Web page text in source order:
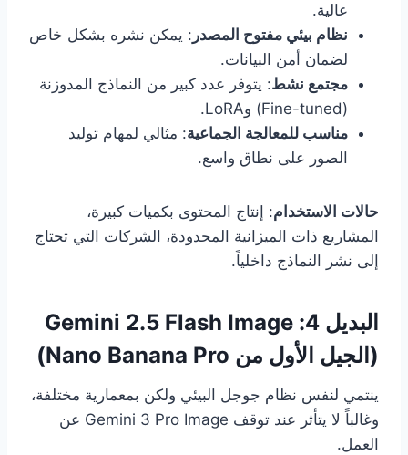
عالية.
نظام بيئي مفتوح المصدر : يمكن نشره بشكل خاص
لضمان أمن البيانات.
مجتمع نشط: يتوفر عدد كبير من النماذج المدوزنة
(Fine-tuned) وLoRA.
مناسب للمعالجة الجماعية: مثالي لمهام توليد
الصور على نطاق واسع.
حالات الاستخدام: إنتاج المحتوى بكميات كبيرة،
المشاريع ذات الميزانية المحدودة، الشركات التي تحتاج
إلى نشر النماذج داخلياً.
البديل 4: Gemini 2.5 Flash Image
(الجيل الأول من Nano Banana Pro)
ينتمي لنفس نظام جوجل البيئي ولكن بمعمارية مختلفة،
وغالباً لا يتأثر عند توقف Gemini 3 Pro Image عن
العمل.